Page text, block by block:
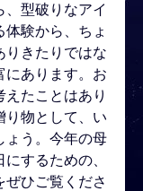
型破りなアイ
験から、ちょ
りきたりではな
にあります。お
えたことはあり
り物として、い
ょう。今年の母
するための、
ひご覧くださ